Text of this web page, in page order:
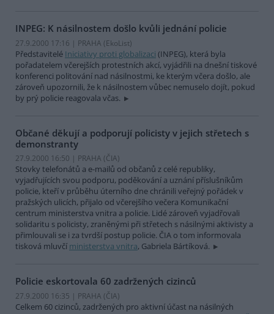
INPEG: K násilnostem došlo kvůli jednání policie
27.9.2000 17:16 | PRAHA (EkoList)
Představitelé Iniciativy proti globalizaci (INPEG), která byla
pořadatelem včerejších protestních akcí, vyjádřili na dnešní tiskové
konferenci politování nad násilnostmi, ke kterým včera došlo, ale
zároveň upozornili, že k násilnostem vůbec nemuselo dojít, pokud
by prý policie reagovala včas.
Občané děkují a podporují policisty v jejich střetech s
demonstranty
27.9.2000 16:50 | PRAHA (ČIA)
Stovky telefonátů a e-mailů od občanů z celé republiky,
vyjadřujících svou podporu, poděkování a uznání příslušníkům
policie, kteří v průběhu úterního dne chránili veřejný pořádek v
pražských ulicích, přijalo od včerejšího večera Komunikační
centrum ministerstva vnitra a policie. Lidé zároveň vyjadřovali
solidaritu s policisty, zraněnými při střetech s násilnými aktivisty a
přimlouvali se i za tvrdší postup policie. ČIA o tom informovala
tisková mluvčí ministerstva vnitra, Gabriela Bártíková.
Policie eskortovala 60 zadržených cizinců
27.9.2000 16:35 | PRAHA (ČIA)
Celkem 60 cizinců, zadržených pro aktivní účast na násilných